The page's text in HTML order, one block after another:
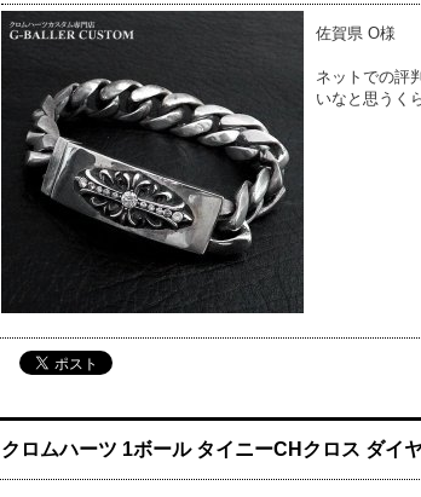
佐賀県 O様
ネットでの評
いなと思うく
クロムハーツ 1ボール タイニーCHクロス ダイ